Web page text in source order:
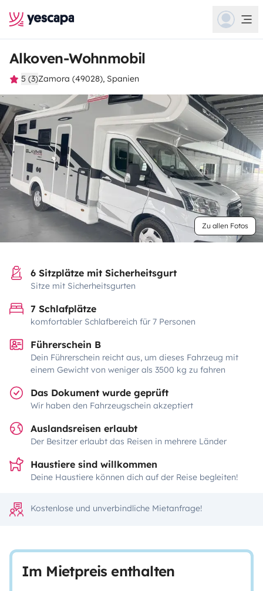
Alkoven-Wohnmobil
5 (3)Zamora (49028), Spanien
Zu allen Fotos
6 Sitzplätze mit Sicherheitsgurt
Sitze mit Sicherheitsgurten
7 Schlafplätze
komfortabler Schlafbereich für 7 Personen
Führerschein B
Dein Führerschein reicht aus, um dieses Fahrzeug mit
einem Gewicht von weniger als 3500 kg zu fahren
Das Dokument wurde geprüft
Wir haben den Fahrzeugschein akzeptiert
Auslandsreisen erlaubt
Der Besitzer erlaubt das Reisen in mehrere Länder
Haustiere sind willkommen
Deine Haustiere können dich auf der Reise begleiten!
Kostenlose und unverbindliche Mietanfrage!
Im Mietpreis enthalten